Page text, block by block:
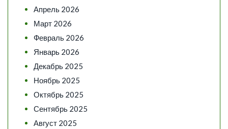
Апрель 2026
Март 2026
Февраль 2026
Январь 2026
Декабрь 2025
Ноябрь 2025
Октябрь 2025
Сентябрь 2025
Август 2025